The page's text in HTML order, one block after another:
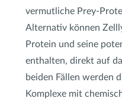
vermutliche Prey-
Alternativ können
Protein und seine
enthalten, direkt auf
beiden Fällen werden
Komplexe mit